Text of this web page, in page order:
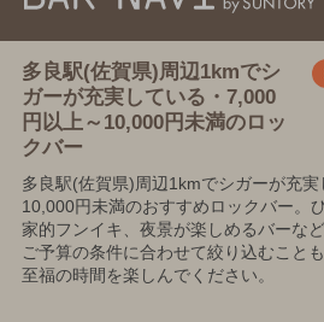
多良駅(佐賀県)周辺1kmでシ
ガーが充実している・7,000
円以上～10,000円未満のロッ
クバー
多良駅(佐賀県)周辺1kmでシガーが充
10,000円未満のおすすめロックバー。
家的フンイキ、夜景が楽しめるバーな
ご予算の条件に合わせて絞り込むこと
至福の時間を楽しんでください。